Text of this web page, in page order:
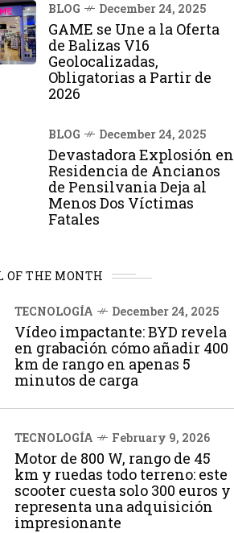
BLOG December 24, 2025
GAME se Une a la Oferta
de Balizas V16
Geolocalizadas,
Obligatorias a Partir de
2026
BLOG December 24, 2025
Devastadora Explosión en
Residencia de Ancianos
de Pensilvania Deja al
Menos Dos Víctimas
Fatales
OF THE MONTH
TECNOLOGÍA December 24, 2025
Vídeo impactante: BYD revela
en grabación cómo añadir 400
km de rango en apenas 5
minutos de carga
TECNOLOGÍA February 9, 2026
Motor de 800 W, rango de 45
km y ruedas todo terreno: este
scooter cuesta solo 300 euros y
representa una adquisición
impresionante